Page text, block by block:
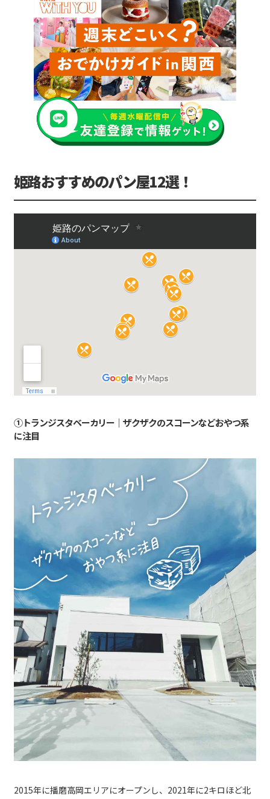
姫路おすすめのパン屋12選！
①トランジスタベーカリー｜ザクザクのスコーンなどおやつ系
に注目
2015年に播磨高岡エリアにオープンし、2021年に2キロほど北